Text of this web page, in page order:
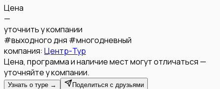
Цена
—
уточнить у компании
#выходного дня #многодневный
компания: Центр-Тур
Цена, программа и наличие мест могут отличаться —
уточняйте у компании.
Узнать о туре → Поделиться с друзьями